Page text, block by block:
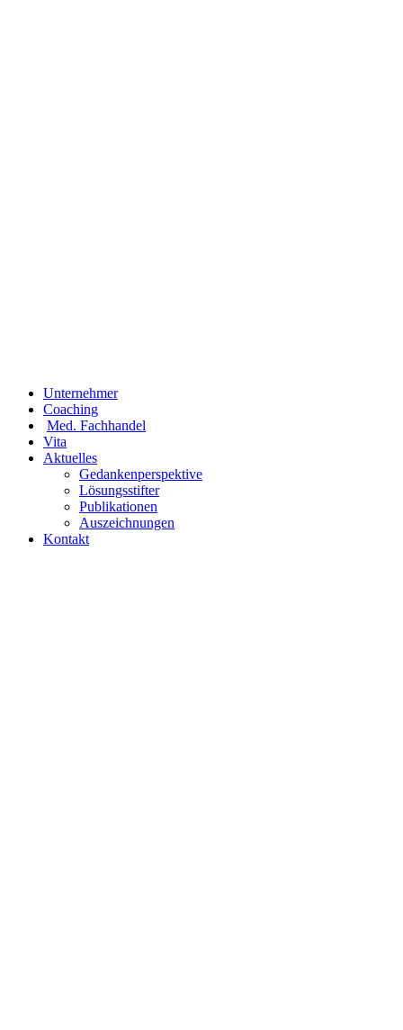
Unternehmer
Coaching
Med. Fachhandel
Vita
Aktuelles
Gedankenperspektive
Lösungsstifter
Publikationen
Auszeichnungen
Kontakt